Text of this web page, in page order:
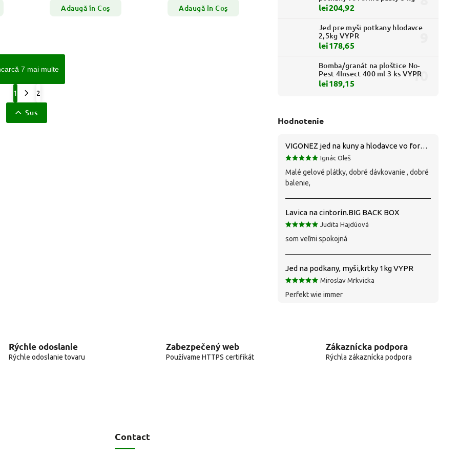
lei204,92
Jed pre myši potkany hlodavce
2,5kg VYPR
lei178,65
Bomba/granát na ploštice No-
Pest 4Insect 400 ml 3 ks VYPR
lei189,15
Hodnotenie
VIGONEZ jed na kuny a hlodavce vo forme pasty 1,5 kg
Ignác Oleš
Malé gelové plátky, dobré dávkovanie , dobré
balenie,
Lavica na cintorín.BIG BACK BOX
Judita Hajdúová
som veľmi spokojná
Jed na podkany, myši,krtky 1kg VYPR
Miroslav Mrkvicka
Perfekt wie immer
Adaugă în Coş Adaugă în Coş
7 mai multe
1 2
Sus
Rýchle odoslanie
Rýchle odoslanie tovaru
Zabezpečený web
Používame HTTPS certifikát
Zákaznícka podpora
Rýchla zákaznícka podpora
Contact